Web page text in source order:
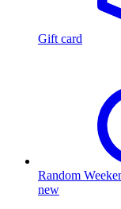
Gift card
Random
new